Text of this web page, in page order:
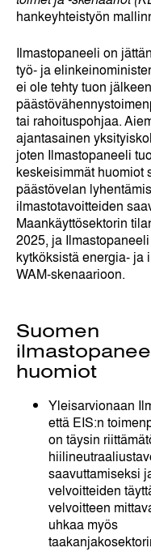
hankeyhteistyön
Ilmastopaneeli on
työ- ja
ei ole tehty tuon
tai rahoituspohjaa.
ajantasainen
joten Ilmastopaneeli
keskeisimmät huomiot
päästövelan
ilmastotavoitteiden
Maankäyttösektorin
2025, ja
kytköksistä energia- ja
WAM-skenaarioon.
Suomen
huomiot
Yleisarvionaan
että EIS:n
on täysin
saavuttamiseksi
velvoitteiden
velvoitteen
uhkaa myös